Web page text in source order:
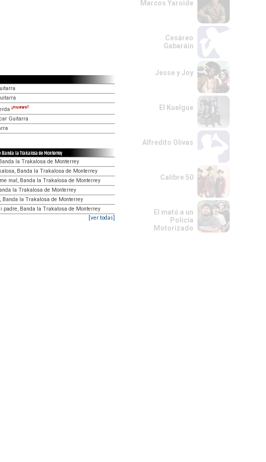
¡nuevo!
Guitarra
Banda la Trakalosa de Monterrey
la Trakalosa de Monterrey
Banda la Trakalosa de Monterrey
mal, Banda la Trakalosa de Monterrey
la Trakalosa de Monterrey
Banda la Trakalosa de Monterrey
padre, Banda la Trakalosa de Monterrey
[ver todas]
Marcos Yaroide
Cesáreo
Gabaráin
Jesse y Joy
El Kuelgue
Alfredito Olivas
Calibre 50
El mató a un
Policía
Motorizado